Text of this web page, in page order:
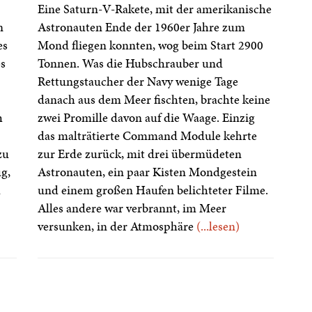
Eine Saturn-V-Rakete, mit der amerikanische
Astronauten Ende der 1960er Jahre zum
Mond fliegen konnten, wog beim Start 2900
Tonnen. Was die Hubschrauber und
Rettungstaucher der Navy wenige Tage
danach aus dem Meer fischten, brachte keine
zwei Promille davon auf die Waage. Einzig
das malträtierte Command Module kehrte
zur Erde zurück, mit drei übermüdeten
Astronauten, ein paar Kisten Mondgestein
und einem großen Haufen belichteter Filme.
Alles andere war verbrannt, im Meer
versunken, in der Atmosphäre (...lesen)